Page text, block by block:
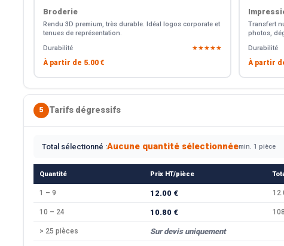
Broderie
Rendu 3D premium, très durable. Idéal logos corporate et
tenues de représentation.
Durabilité
★★★★★
À partir de 5.00 €
Transfert
photos,
Durabilité
À partir
5 Tarifs dégressifs
Total sélectionné :Aucune quantité sélectionnéemin. 1 pièce
Quantité Prix HT/pièce
1 – 9 12.00 €
10 – 24 10.80 €
> 25 pièces Sur devis uniquement